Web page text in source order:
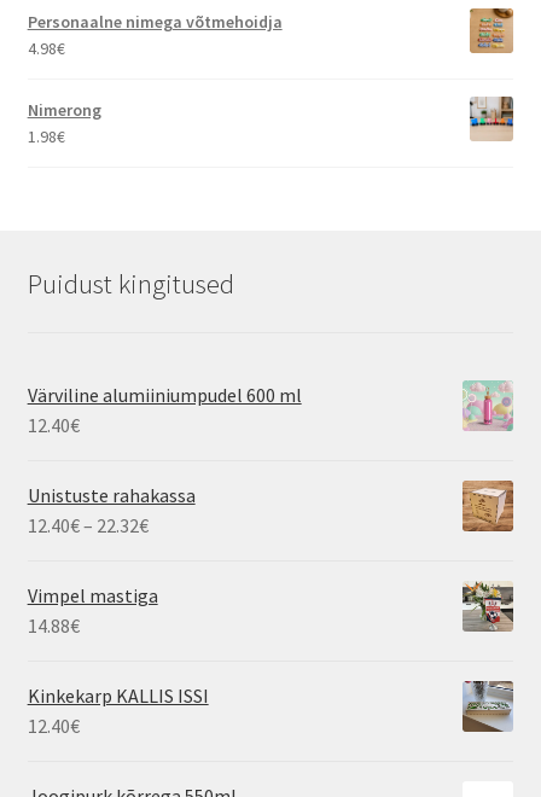
kuni
11.16€
Personaalne nimega võtmehoidja
4.98€
Nimerong
1.98€
Puidust kingitused
Värviline alumiiniumpudel 600 ml
12.40€
Unistuste rahakassa
12.40€– 22.32€Hinnavahemik:
Vimpel mastiga
14.88€
Kinkekarp KALLIS ISSI
12.40€